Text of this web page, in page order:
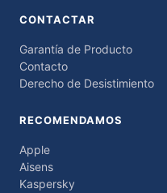
CONTACTAR
Garantía de Producto
Contacto
Derecho de Desistimiento
RECOMENDAMOS
Apple
Aisens
Kaspersky